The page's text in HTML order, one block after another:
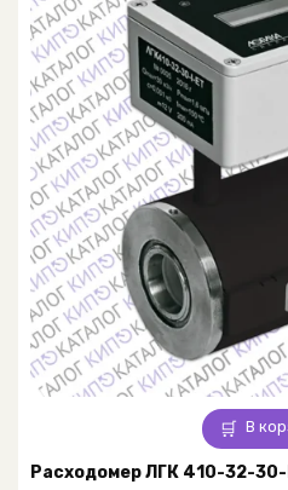
В
Расходомер ЛГК 410-32-